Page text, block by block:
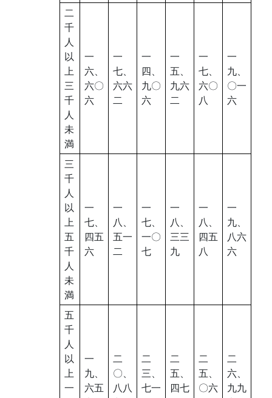
二
千
人
以
上
三
千
人
未
満
一
六、
六〇
六
一
七、
六六
二
一
四、
九〇
六
一
五、
九六
二
一
七、
六〇
八
一
九、
〇一
六
三
千
人
以
上
五
千
人
未
満
一
七、
四五
六
一
八、
五一
二
一
七、
一〇
七
一
八、
三三
九
一
八、
四五
八
一
九、
八六
六
五
千
人
以
上
一
一
九、
六五
二
〇、
八八
二
三、
七一
二
五、
四七
二
五、
〇六
二
六、
九九